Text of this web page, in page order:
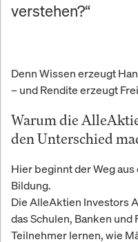
verstehen?“
Denn Wissen erzeugt
– und Rendite erzeugt
Warum die
den Unterschied
Hier beginnt der Weg
Bildung.
Die AlleAktien Investors
das Schulen, Banken
Teilnehmer lernen, wie